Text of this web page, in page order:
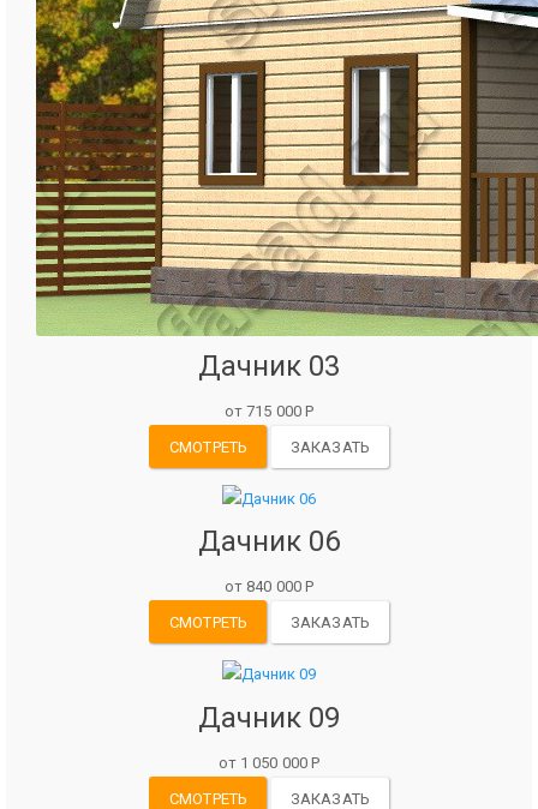
Дачник 03
от 715 000 Р
СМОТРЕТЬ
ЗАКАЗАТЬ
Дачник 06
от 840 000 Р
СМОТРЕТЬ
ЗАКАЗАТЬ
Дачник 09
от 1 050 000 Р
СМОТРЕТЬ
ЗАКАЗАТЬ